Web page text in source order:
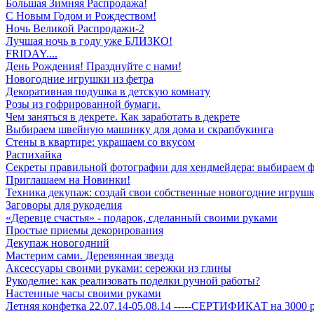
Большая Зимняя Распродажа!
С Новым Годом и Рождеством!
Ночь Великой Распродажи-2
Лучшая ночь в году уже БЛИЗКО!
FRIDAY....
День Рождения! Празднуйте с нами!
Новогодние игрушки из фетра
Декоративная подушка в детскую комнату
Розы из гофрированной бумаги.
Чем заняться в декрете. Как заработать в декрете
Выбираем швейную машинку для дома и скрапбукинга
Стены в квартире: украшаем со вкусом
Распихайка
Секреты правильной фотографии для хендмейдера: выбираем
Приглашаем на Новинки!
Техника декупаж: создай свои собственные новогодние
Заговоры для рукоделия
«Деревце счастья» - подарок, сделанный своими руками
Простые приемы декорирования
Декупаж новогодний
Мастерим сами. Деревянная звезда
Аксессуары своими руками: сережки из глины
Рукоделие: как реализовать поделки ручной работы?
Настенные часы своими руками
Летняя конфетка 22.07.14-05.08.14 -----СЕРТИФИКАТ на 3000